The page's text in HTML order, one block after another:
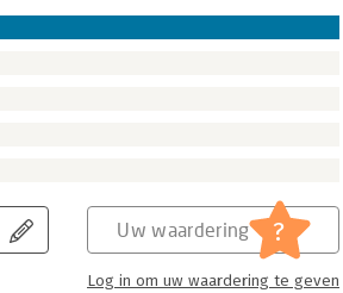
Uw waardering ?
Log in om uw waardering te geven